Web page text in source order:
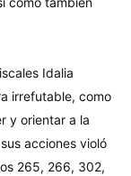
Idalia
irrefutable, como
y orientar a la
acciones violó
265, 266, 302,